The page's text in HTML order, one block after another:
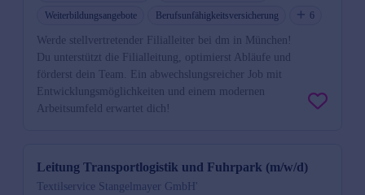
Weiterbildungsangebote
Berufsunfähigkeitsversicherung 6
Werde stellvertretender Filialleiter bei dm in München!
Du unterstützt die Filialleitung, optimierst Abläufe und
förderst dein Team. Ein abwechslungsreicher Job mit
Entwicklungsmöglichkeiten und einem modernen
Arbeitsumfeld erwartet dich!
Leitung Transportlogistik und Fuhrpark (m/w/d)
Textilservice Stangelmayer GmbH'